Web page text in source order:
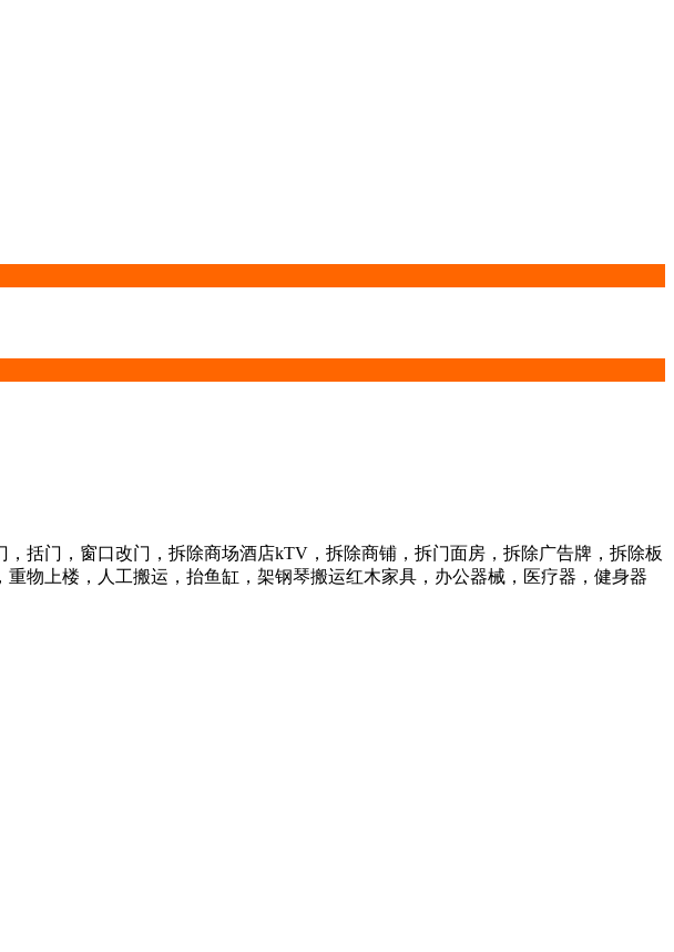
括门，窗口改门，拆除商场酒店kTV，拆除商铺，拆门面房，拆除广告牌，拆除板
物上楼，人工搬运，抬鱼缸，架钢琴搬运红木家具，办公器械，医疗器，健身器